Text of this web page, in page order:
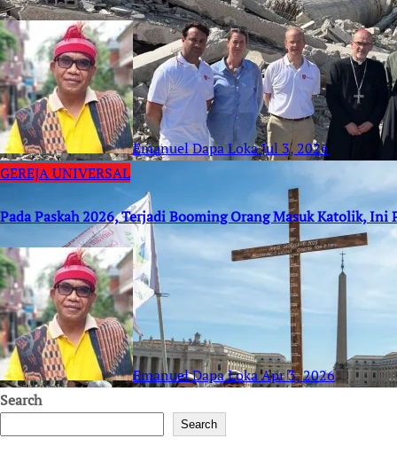
Emanuel Dapa LokaJul 3, 2026
GEREJA UNIVERSAL
Pada Paskah 2026, Terjadi Booming Orang Masuk Katolik, Ini
Emanuel Dapa LokaApr 3, 2026
Search
Search